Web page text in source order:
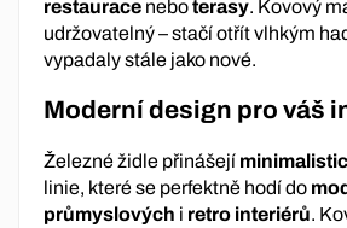
restaurace neboterasy. Kovový
udržovatelný – stačí otřít vlhkým
vypadaly stále jako nové.
Moderní design pro váš
Železné židle přinášejí
linie, které se perfektně hodí do
průmyslových i retro interiérů.